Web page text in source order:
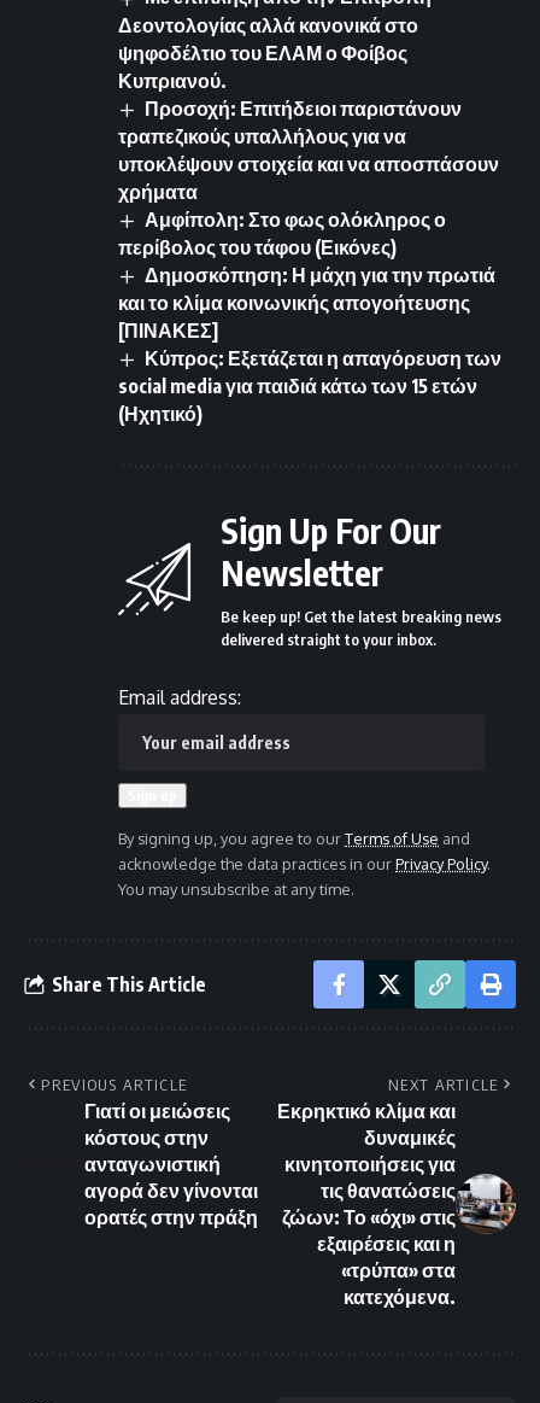
Δεοντολογίας αλλά κανονικά στο
ψηφοδέλτιο του ΕΛΑΜ ο Φοίβος
Κυπριανού.
Προσοχή: Επιτήδειοι παριστάνουν
τραπεζικούς υπαλλήλους για να
υποκλέψουν στοιχεία και να αποσπάσουν
χρήματα
Αμφίπολη: Στο φως ολόκληρος ο
περίβολος του τάφου (Εικόνες)
Δημοσκόπηση: Η μάχη για την πρωτιά
και το κλίμα κοινωνικής απογοήτευσης
[ΠΙΝΑΚΕΣ]
Κύπρος: Εξετάζεται η απαγόρευση των
social media για παιδιά κάτω των 15 ετών
(Ηχητικό)
Sign Up For Our
Newsletter
Be keep up! Get the latest breaking news
delivered straight to your inbox.
Email address:
By signing up, you agree to ourTerms of Use and
acknowledge the data practices in ourPrivacy Policy.
You may unsubscribe at any time.
Share This Article
PREVIOUS ARTICLE
Γιατί οι μειώσεις
κόστους στην
ανταγωνιστική
αγορά δεν γίνονται
ορατές στην πράξη
NEXT ARTICLE
Εκρηκτικό κλίμα και
δυναμικές
κινητοποιήσεις για
τις θανατώσεις
ζώων: Το «όχι» στις
εξαιρέσεις και η
«τρύπα» στα
κατεχόμενα.